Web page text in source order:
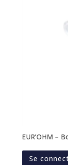
EUR’OHM –
Se